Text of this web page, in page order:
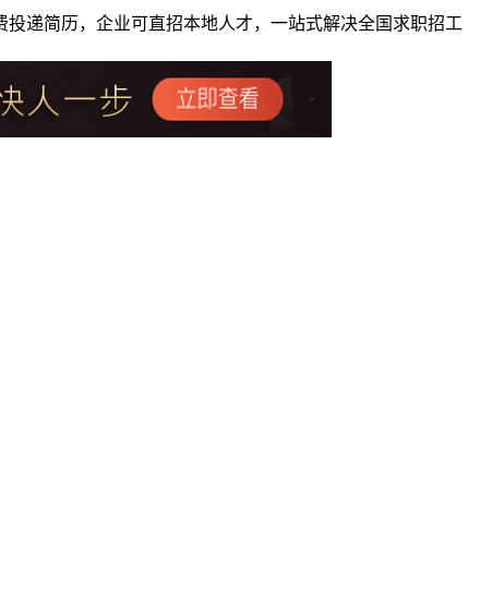
递简历，企业可直招本地人才，一站式解决全国求职招工